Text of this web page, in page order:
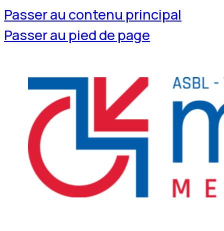
Passer au contenu principal
Passer au pied de page